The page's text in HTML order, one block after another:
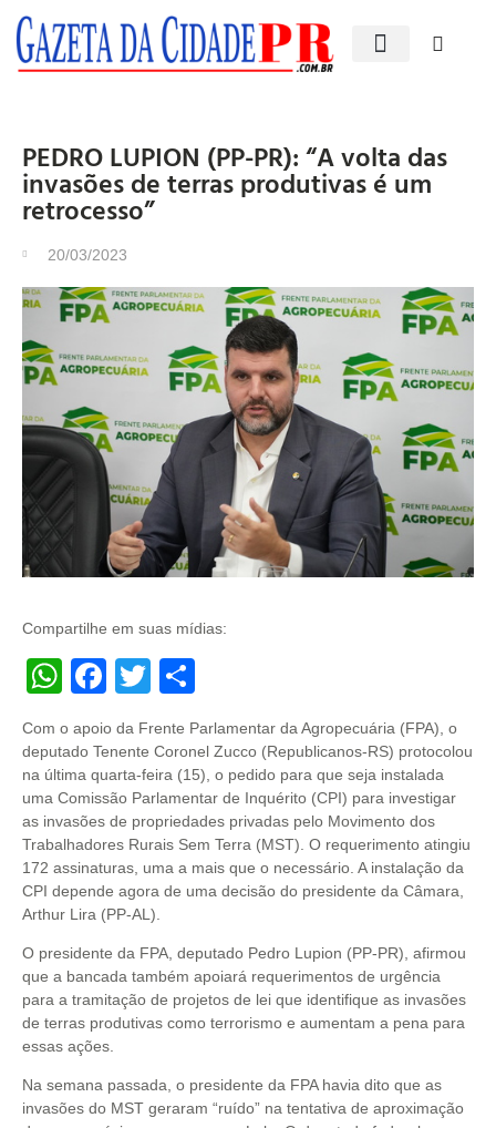
PEDRO LUPION (PP-PR): “A volta das
invasões de terras produtivas é um
retrocesso”
20/03/2023
Compartilhe em suas mídias:
WhatsApp
Facebook
Twitter
Com o apoio da Frente Parlamentar da Agropecuária (FPA), o
deputado Tenente Coronel Zucco (Republicanos-RS) protocolou
na última quarta-feira (15), o pedido para que seja instalada
uma Comissão Parlamentar de Inquérito (CPI) para investigar
as invasões de propriedades privadas pelo Movimento dos
Trabalhadores Rurais Sem Terra (MST). O requerimento atingiu
172 assinaturas, uma a mais que o necessário. A instalação da
CPI depende agora de uma decisão do presidente da Câmara,
Arthur Lira (PP-AL).
O presidente da FPA, deputado Pedro Lupion (PP-PR), afirmou
que a bancada também apoiará requerimentos de urgência
para a tramitação de projetos de lei que identifique as invasões
de terras produtivas como terrorismo e aumentam a pena para
essas ações.
Na semana passada, o presidente da FPA havia dito que as
invasões do MST geraram “ruído” na tentativa de aproximação